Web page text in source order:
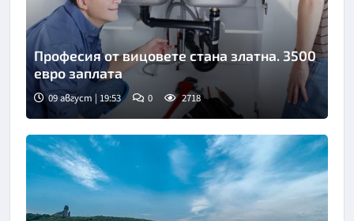
Професия от вицовете стана златна. 3500
евро заплата
09 август | 19:53 0 2718